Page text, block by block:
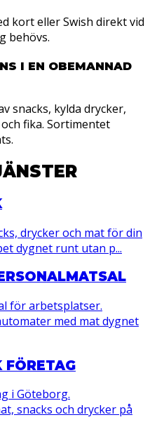
kort eller Swish direkt vid
behövs.
I EN OBEMANNAD
snacks, kylda drycker,
fika. Sortimentet
drycker och mat för din
dygnet runt utan p...
för arbetsplatser.
med mat dygnet
i Göteborg.
snacks och drycker på